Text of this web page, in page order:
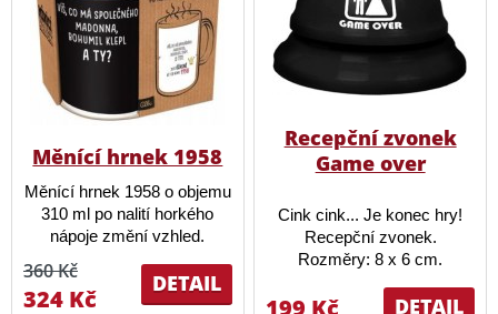
Měnící hrnek 1958
Měnící hrnek 1958 o objemu
310 ml po nalití horkého
nápoje změní vzhled.
DETAIL
360 Kč
324 Kč
Recepční zvonek
Game over
Cink cink... Je konec hry!
Recepční zvonek.
Rozměry: 8 x 6 cm.
DETAIL
199 Kč